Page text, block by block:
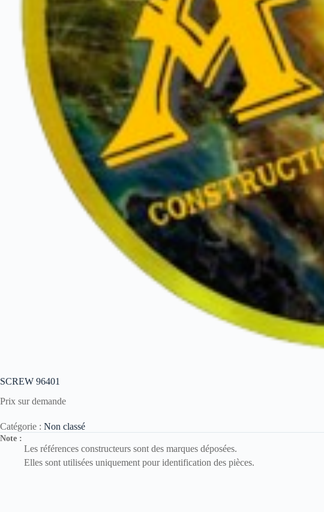
SCREW 96401
Prix sur demande
Catégorie : Non classé
Note :
Les références constructeurs sont des marques déposées.
Elles sont utilisées uniquement pour identification des pièces.